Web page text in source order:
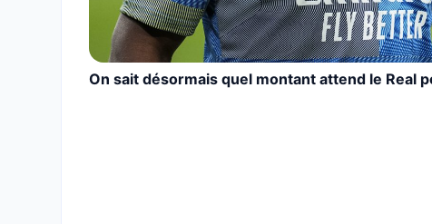
On sait désormais quel montant attend le Real